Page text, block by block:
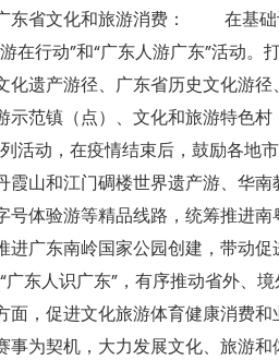
东省文化和旅游消费： 在基础
在行动”和“广东人游广东”活动
化遗产游径、广东省历史文化游
示范镇（点）、文化和旅游特色
活动，在疫情结束后，鼓励各地
霞山和江门碉楼世界遗产游、华
号体验游等精品线路，统筹推进
进广东南岭国家公园创建，带动
“广东人识广东”，有序推动省外
面，促进文化旅游体育健康消费
事为契机，大力发展文化、旅游